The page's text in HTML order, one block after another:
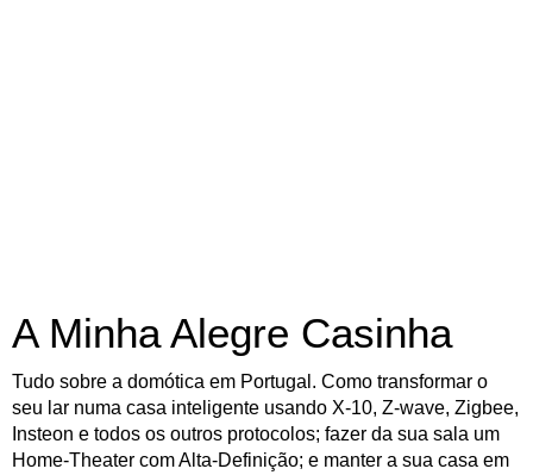
A Minha Alegre Casinha
Tudo sobre a domótica em Portugal. Como transformar o
seu lar numa casa inteligente usando X-10, Z-wave, Zigbee,
Insteon e todos os outros protocolos; fazer da sua sala um
Home-Theater com Alta-Definição; e manter a sua casa em